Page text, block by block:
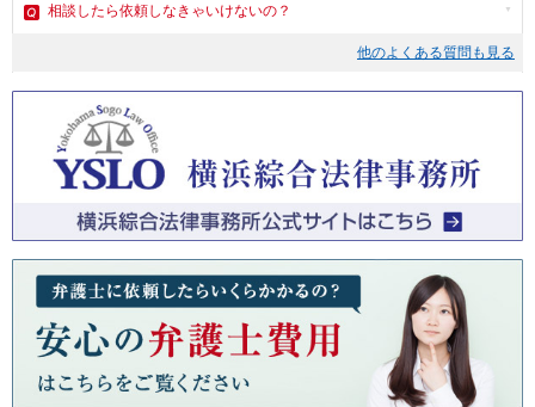
相談したら依頼しなきゃいけないの？
他のよくある質問も見る